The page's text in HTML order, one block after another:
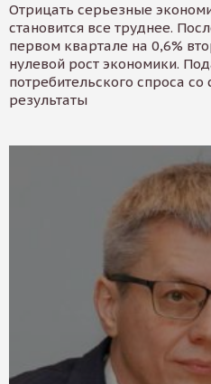
Отрицать серьезные
становится все труднее.
первом квартале на 0,6%
нулевой рост экономики.
потребительского спроса
результаты